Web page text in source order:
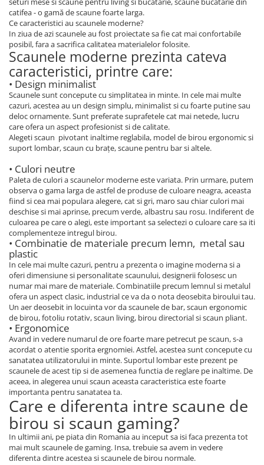
catifea - o gamă de scaune foarte larga.
Ce caracteristici au scaunele moderne?
In ziua de azi scaunele au fost proiectate sa fie cat mai confortabile
posibil, fara a sacrifica calitatea materialelor folosite.
Scaunele moderne prezinta cateva
caracteristici, printre care:
• Design minimalist
Scaunele sunt concepute cu simplitatea in minte. In cele mai multe
cazuri, acestea au un design simplu, minimalist si cu foarte putine sau
deloc ornamente. Sunt preferate suprafetele cat mai netede, lucru
care ofera un aspect profesionist si de calitate.
Alegeti scaun pivotant inaltime reglabila, model de birou ergonomic si
suport lombar, scaun cu brațe, scaune pentru bar si altele.
• Culori neutre
Paleta de culori a scaunelor moderne este variata. Prin urmare, putem
observa o gama larga de astfel de produse de culoare neagra, aceasta
fiind si cea mai populara alegere, cat si gri, maro sau chiar culori mai
deschise si mai aprinse, precum verde, albastru sau rosu. Indiferent de
culoarea pe care o alegi, este important sa selectezi o culoare care sa iti
complementeze intregul birou.
• Combinatie de materiale precum lemn, metal sau
plastic
In cele mai multe cazuri, pentru a prezenta o imagine moderna si a
oferi dimensiune si personalitate scaunului, designerii folosesc un
numar mai mare de materiale. Combinatiile precum lemnul si metalul
ofera un aspect clasic, industrial ce va da o nota deosebita biroului tau.
Un aer deosebit in locuinta vor da scaunele de bar, scaun ergonomic
de birou, fotoliu rotativ, scaun living, birou directorial si scaun pliant.
• Ergonomice
Avand in vedere numarul de ore foarte mare petrecut pe scaun, s-a
acordat o atentie sporita ergnomiei. Astfel, acestea sunt concepute cu
sanatatea utilizatorului in minte. Suportul lombar este prezent pe
scaunele de acest tip si de asemenea functia de reglare pe inaltime. De
aceea, in alegerea unui scaun aceasta caracteristica este foarte
importanta pentru sanatatea ta.
Care e diferenta intre scaune de
birou si scaun gaming?
In ultimii ani, pe piata din Romania au inceput sa isi faca prezenta tot
mai mult scaunele de gaming. Insa, trebuie sa avem in vedere
diferenta dintre acestea si scaunele de birou normale.